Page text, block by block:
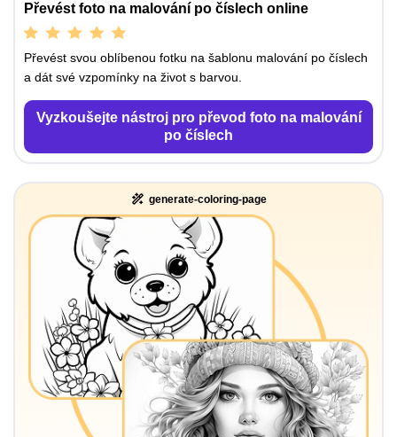
Převést foto na malování po číslech online
Převést svou oblíbenou fotku na šablonu malování po číslech
a dát své vzpomínky na život s barvou.
Vyzkoušejte nástroj pro převod foto na malování
po číslech
generate-coloring-page